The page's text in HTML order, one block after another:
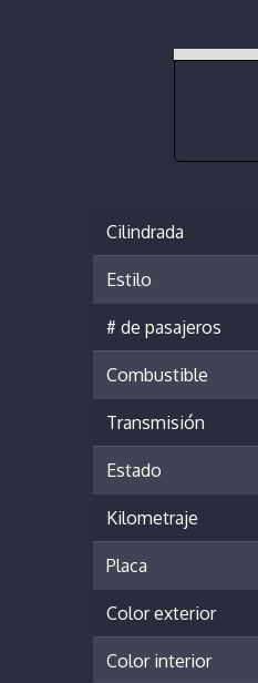
Cilindrada
Estilo
# de pasajeros
Combustible
Transmisión
Estado
Kilometraje
Placa
Color exterior
Color interior